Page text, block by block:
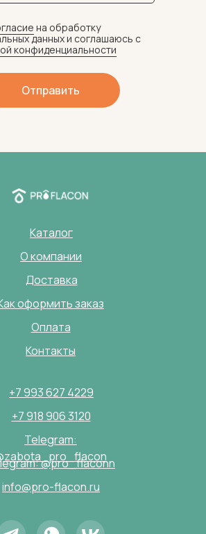
на обработку
данных и соглашаюсь c
конфиденциальности
Отправить
О компании
+7 918 906 3120
Каталог
+7 993 627 4229
Telegram:
@pro_flaconn
info@pro-flacon.ru
Доставка
Оплата
оформить заказ
Контакты